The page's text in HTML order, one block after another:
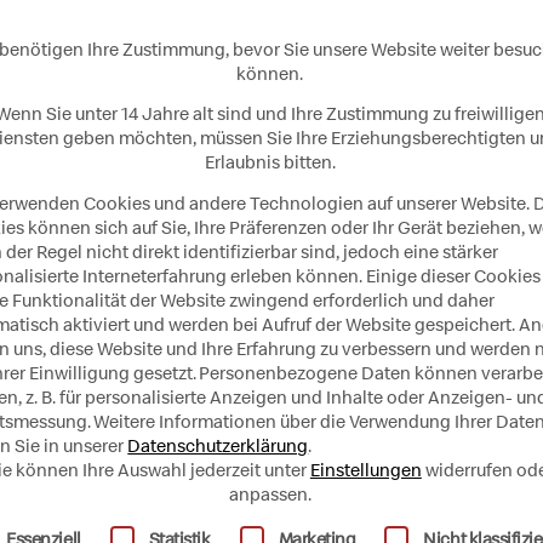
befindet sich in Brunn am
Ihre Zustimmung, bevor Sie unsere Website weiter
können.
Sie unter 14 Jahre alt sind und Ihre Zustimmung zu freiwilligen
geben möchten, müssen Sie Ihre Erziehungsberechtigten
Erlaubnis bitten.
Cookies und andere Technologien auf unserer Website.
können sich auf Sie, Ihre Präferenzen oder Ihr Gerät beziehen,
der Regel nicht direkt identifizierbar sind, jedoch eine stärker
Interneterfahrung erleben können. Einige dieser
Funktionalität der Website zwingend erforderlich und daher
aktiviert und werden bei Aufruf der Website gespeichert.
uns, diese Website und Ihre Erfahrung zu verbessern und werden
Einwilligung gesetzt.Personenbezogene Daten können
z. B. für personalisierte Anzeigen und Inhalte oder Anzeigen-
Weitere Informationen über die Verwendung Ihrer Daten
Sie in unserer Datenschutzerklärung.
können Ihre Auswahl jederzeit unter Einstellungen widerrufen
anpassen.
eine Liste der Service-Gruppen, für die eine